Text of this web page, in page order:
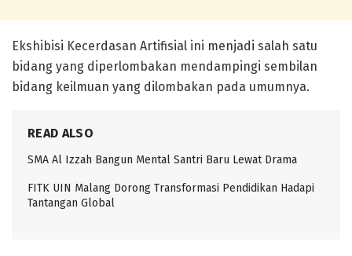
Ekshibisi Kecerdasan Artifisial ini menjadi salah satu
bidang yang diperlombakan mendampingi sembilan
bidang keilmuan yang dilombakan pada umumnya.
READ ALSO
SMA Al Izzah Bangun Mental Santri Baru Lewat Drama
FITK UIN Malang Dorong Transformasi Pendidikan Hadapi
Tantangan Global